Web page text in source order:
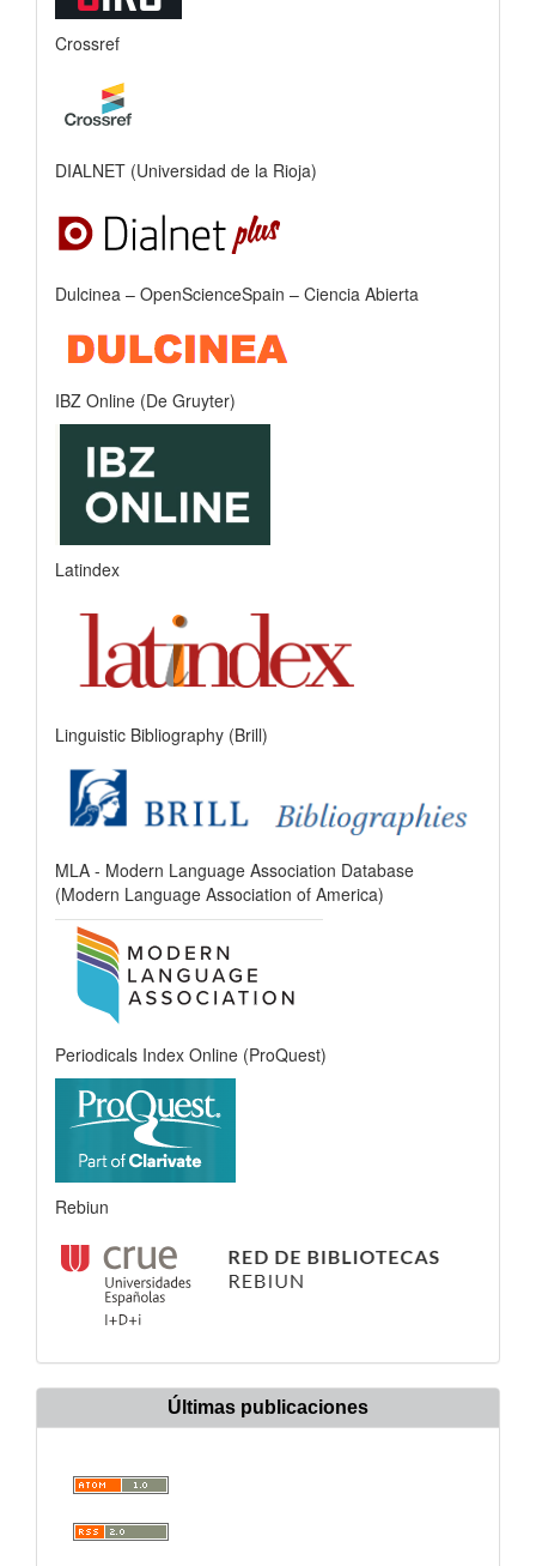
Crossref
DIALNET (Universidad de la Rioja)
Dulcinea – OpenScienceSpain – Ciencia Abierta
IBZ Online (De Gruyter)
Latindex
Linguistic Bibliography (Brill)
MLA - Modern Language Association Database
(Modern Language Association of America)
Periodicals Index Online (ProQuest)
Rebiun
Últimas publicaciones